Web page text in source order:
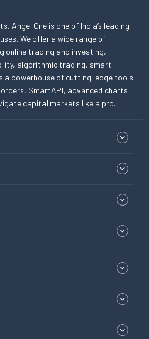
Angel One is one of India’s leading
We offer a wide range of
online trading and investing,
algorithmic trading, smart
a powerhouse of cutting-edge tools
SmartAPI, advanced charts
capital markets like a pro.